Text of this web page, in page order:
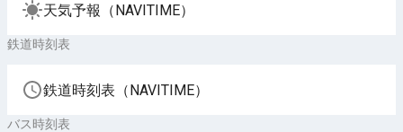
天気予報（NAVITIME）
鉄道時刻表
鉄道時刻表（NAVITIME）
バス時刻表